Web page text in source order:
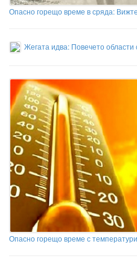
Опасно горещо време в сряда:
Жегата идва: Повечето области
Опасно горещо време с